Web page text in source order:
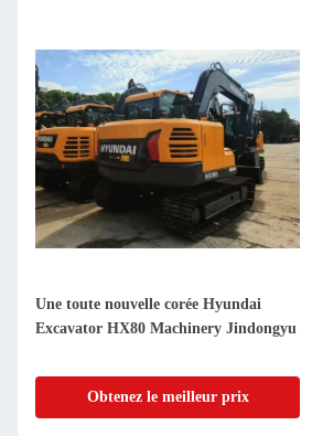
Une toute nouvelle corée Hyundai
Excavator HX80 Machinery Jindongyu
Obtenez le meilleur prix